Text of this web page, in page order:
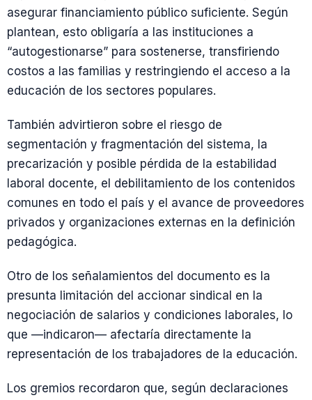
asegurar financiamiento público suficiente. Según
plantean, esto obligaría a las instituciones a
“autogestionarse” para sostenerse, transfiriendo
costos a las familias y restringiendo el acceso a la
educación de los sectores populares.
También advirtieron sobre el riesgo de
segmentación y fragmentación del sistema, la
precarización y posible pérdida de la estabilidad
laboral docente, el debilitamiento de los contenidos
comunes en todo el país y el avance de proveedores
privados y organizaciones externas en la definición
pedagógica.
Otro de los señalamientos del documento es la
presunta limitación del accionar sindical en la
negociación de salarios y condiciones laborales, lo
que —indicaron— afectaría directamente la
representación de los trabajadores de la educación.
Los gremios recordaron que, según declaraciones